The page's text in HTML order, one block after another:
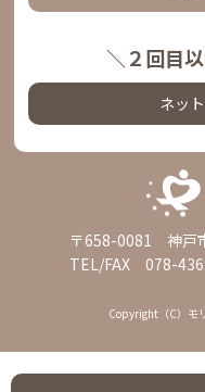
＼２回目
ネッ
〒658-0081 神戸
TEL/FAX 078-
Copyright（C）モ